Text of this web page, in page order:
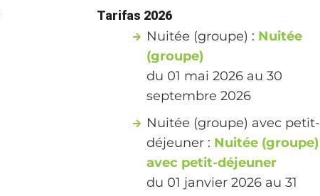
Tarifas 2026
Nuitée (groupe) : Nuitée
(groupe)
du 01 mai 2026 au 30
septembre 2026
Nuitée (groupe) avec petit-
déjeuner : Nuitée (groupe)
avec petit-déjeuner
du 01 janvier 2026 au 31